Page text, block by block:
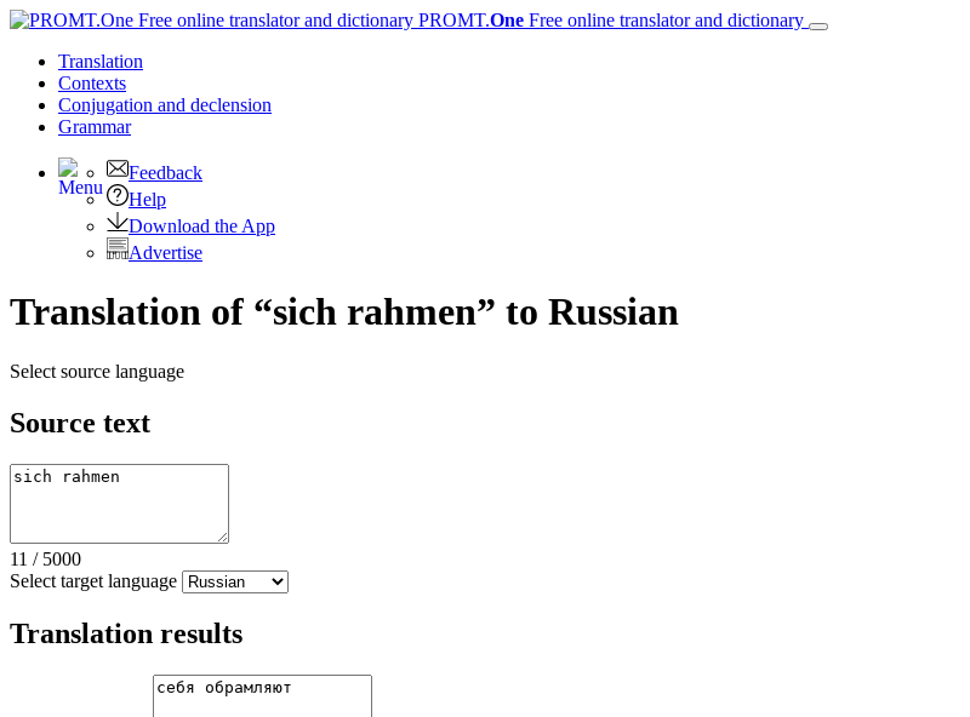
PROMT.One Free online translator and dictionary
Translation
Contexts
Conjugation and declension
Grammar
Feedback
Help
Download the App
Advertise
Translation of “sich rahmen” to Russian
Select source language
Source text
11 / 5000
Select target language
Translation results